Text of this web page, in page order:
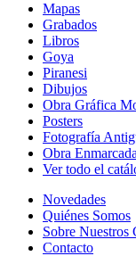
Mapas
Grabados
Libros
Goya
Piranesi
Dibujos
Obra Gráfica
Posters
Fotografía
Obra
Ver todo el
Novedades
Quiénes Somos
Sobre Nuestros
Contacto